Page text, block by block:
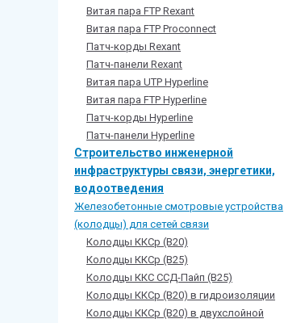
Витая пара FTP Rexant
Витая пара FTP Proconnect
Патч-корды Rexant
Патч-панели Rexant
Витая пара UTP Hyperline
Витая пара FTP Hyperline
Патч-корды Hyperline
Патч-панели Hyperline
Строительство инженерной
инфраструктуры связи, энергетики,
водоотведения
Железобетонные смотровые устройства
(колодцы) для сетей связи
Колодцы ККСр (В20)
Колодцы ККСр (В25)
Колодцы ККС ССД-Пайп (В25)
Колодцы ККСр (В20) в гидроизоляции
Колодцы ККСр (В20) в двухслойной